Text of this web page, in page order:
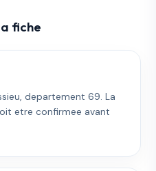
fiche
departement 69. La
etre confirmee avant